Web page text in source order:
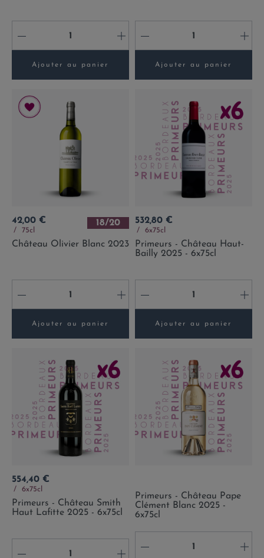
- +
Ajouter au panier
- +
Ajouter au panier
Prix
42,00 €
75cl
18/20
Château Olivier Blanc 2023
- +
Ajouter au panier
Prix
532,80 €
6x75cl
Primeurs - Château Haut-
Bailly 2025 - 6x75cl
- +
Ajouter au panier
Prix
554,40 €
6x75cl
Primeurs - Château Smith
Haut Lafitte 2025 - 6x75cl
- +
Primeurs - Château Pape
Clément Blanc 2025 -
6x75cl
- +